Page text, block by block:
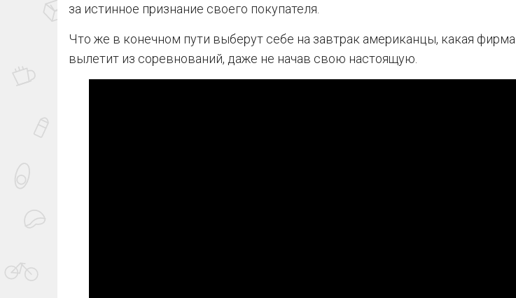
за истинное признание своего покупателя.
Что же в конечном пути выберут себе на завтрак американцы, какая фирма
вылетит из соревнований, даже не начав свою настоящую.